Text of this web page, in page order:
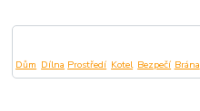
Dům Dílna Prostředí Kotel Bezpečí Brána